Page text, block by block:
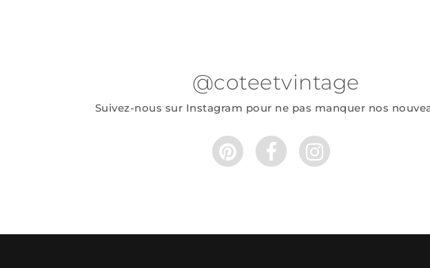
@coteetvintage
Suivez-nous sur Instagram pour ne pas manquer nos